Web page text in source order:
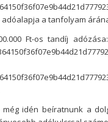
adóalapja a tanfolyam
Ft-os tandíj
még idén beíratnunk a